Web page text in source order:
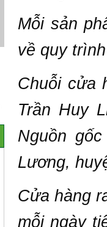
Mỗi sản
về quy
Chuỗi cửa
Trần Huy
Nguồn
Lương,
Cửa hàng
mỗi ngày